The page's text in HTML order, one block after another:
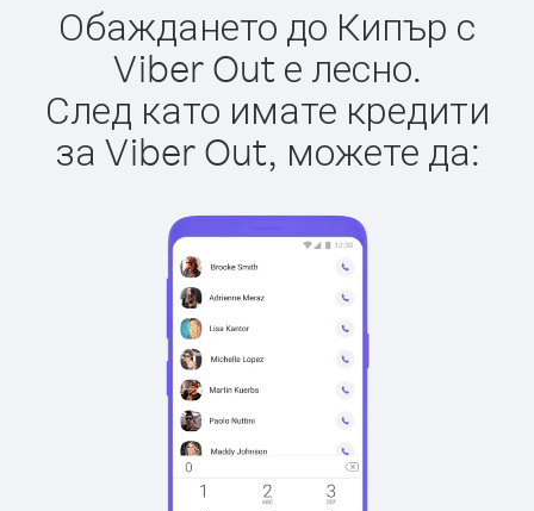
Обаждането до Кипър с
Viber Out е лесно.
След като имате кредити
за Viber Out, можете да: